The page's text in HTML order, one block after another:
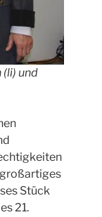
(li) und
großartiges
Stück
21.